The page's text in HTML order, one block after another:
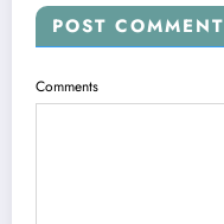
POST COMMENT
Comments